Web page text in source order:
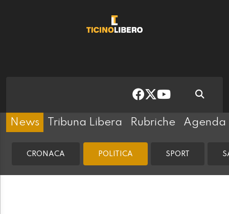
News Tribuna Libera Rubriche Agenda
CRONACA POLITICA SPORT